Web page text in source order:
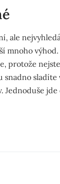
ale
mnoho
protože
sladíte
Jednoduše